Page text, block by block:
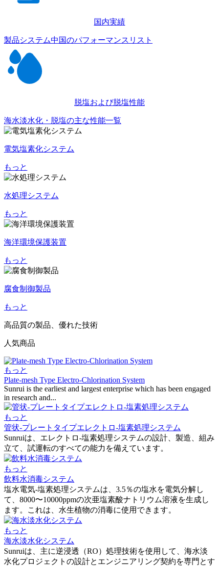
国内実績
製品システム中国のパフォーマンスリスト
脱塩および脱塩性能
海水淡水化・脱塩の主な性能一覧
電気塩素化システム
もっと
水処理システム
もっと
海洋環境保護装置
もっと
腐食制御製品
もっと
高品質の製品、優れた技術
人気商品
もっと
Plate-mesh Type Electro-Chlorination System
Sunrui is the earliest and largest enterprise which has been engaged
in research and...
もっと
管状-プレートタイプエレクトロ-塩素処理システム
Sunruiは、エレクトロ-塩素処理システムの設計、製造、組み
立て、試運転のすべての能力を備えています。
もっと
飲料水消毒システム
塩水電気-塩素処理システムは、3.5％の塩水を電気分解し
て、8000〜10000ppmの次亜塩素酸ナトリウム溶液を生成し
ます。これは、水生植物の消毒に使用できます。
もっと
海水淡水化システム
Sunruiは、主に逆浸透（RO）処理技術を使用して、海水淡
水化プロジェクトの設計とエンジニアリング契約を専門とす